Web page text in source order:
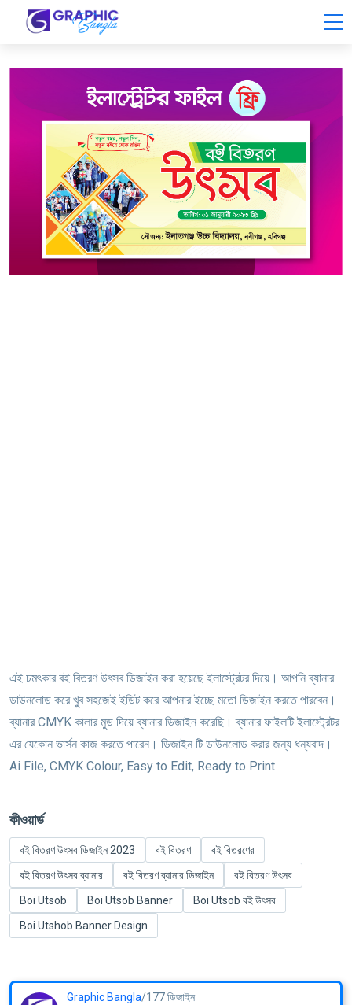
এই চমৎকার বই বিতরণ উৎসব ডিজাইন করা হয়েছে ইলাস্ট্রেটর দিয়ে। আপনি ব্যানার
ডাউনলোড করে খুব সহজেই ইডিট করে আপনার ইচ্ছে মতো ডিজাইন করতে পারবেন।
ব্যানার CMYK কালার মুড দিয়ে ব্যানার ডিজাইন করেছি। ব্যানার ফাইলটি ইলাস্ট্রেটর
এর যেকোন ভার্সন কাজ করতে পারেন। ডিজাইন টি ডাউনলোড করার জন্য ধন্যবাদ।
Ai File, CMYK Colour, Easy to Edit, Ready to Print
কীওয়ার্ড
বই বিতরণ উৎসব ডিজাইন 2023 বই বিতরণ
বই বিতরণের
বই বিতরণ উৎসব ব্যানার
বই বিতরণ ব্যানার ডিজাইন
বই বিতরণ উৎসব
Boi Utsob
Boi Utsob Banner
Boi Utsob বই উৎসব
Boi Utshob Banner Design
Graphic Bangla/177 ডিজাইন